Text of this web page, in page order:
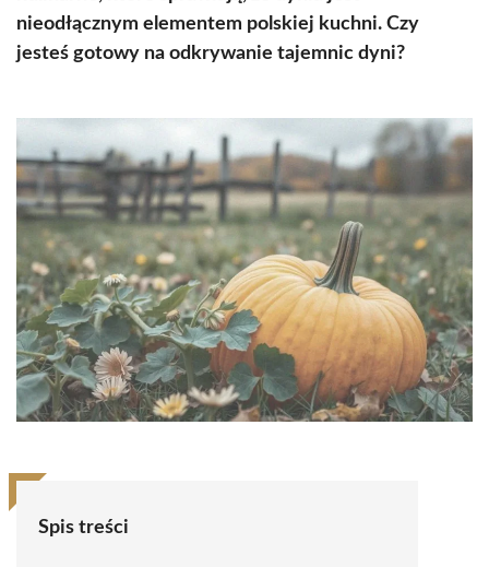
nieodłącznym elementem polskiej kuchni. Czy
jesteś gotowy na odkrywanie tajemnic dyni?
Spis treści